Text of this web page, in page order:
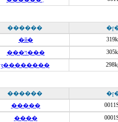
������
�й�
���ױ���
ӡ��������
������
�����
����